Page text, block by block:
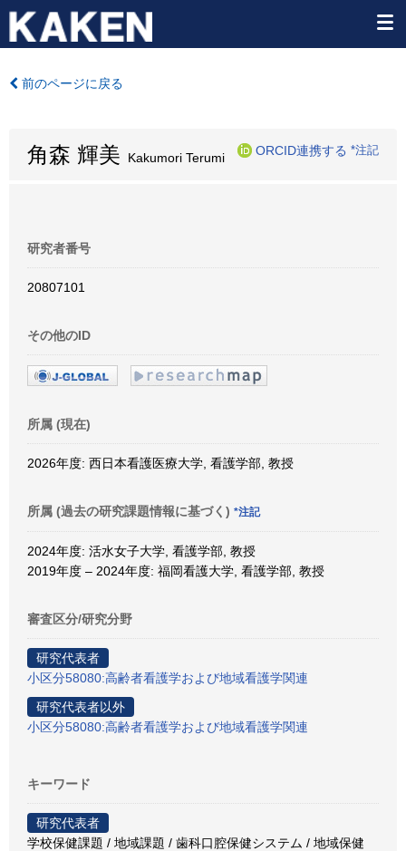
前のページに戻る
角森 輝美 Kakumori Terumi
ORCID連携する *注記
研究者番号
20807101
その他のID
所属 (現在)
2026年度: 西日本看護医療大学, 看護学部, 教授
所属 (過去の研究課題情報に基づく) *注記
2024年度: 活水女子大学, 看護学部, 教授
2019年度 – 2024年度: 福岡看護大学, 看護学部, 教授
審査区分/研究分野
研究代表者
小区分58080:高齢者看護学および地域看護学関連
研究代表者以外
小区分58080:高齢者看護学および地域看護学関連
キーワード
研究代表者
学校保健課題 / 地域課題 / 歯科口腔保健システム / 地域保健